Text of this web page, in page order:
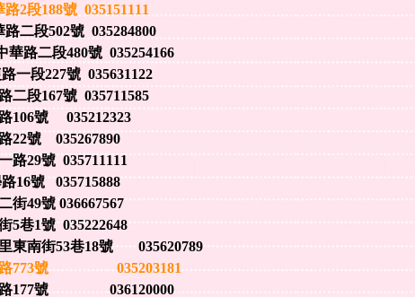
段188號 035151111
段502號 035284800
路二段480號 035254166
段227號 035631122
段167號 035711585
106號 035212323
號 035267890
29號 035711111
16號 035715888
49號 036667567
巷1號 035222648
東南街53巷18號 035620789
路773號 035203181
路177號 036120000